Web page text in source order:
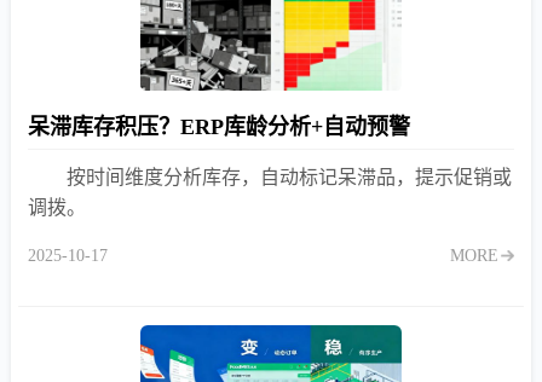
呆滞库存积压？ERP库龄分析+自动预警
按时间维度分析库存，自动标记呆滞品，提示促销或
调拨。
2025-10-17 MORE